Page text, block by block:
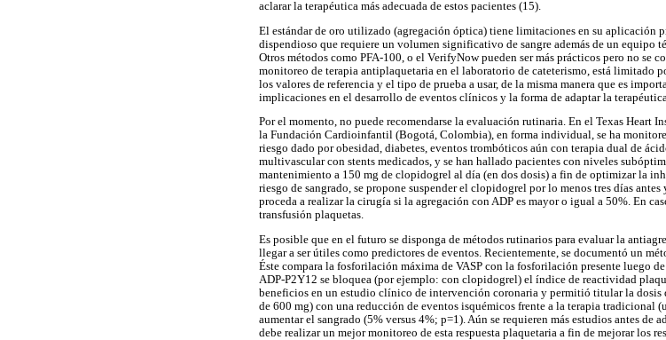
aclarar la terapéutica más adecuada de estos pacientes (15).
El estándar de oro utilizado (agregación óptica) tiene limitaciones en su aplicación
dispendioso que requiere un volumen significativo de sangre además de un equipo
Otros métodos como PFA-100, o el VerifyNow pueden ser más prácticos pero no se
monitoreo de terapia antiplaquetaria en el laboratorio de cateterismo, está limitado
los valores de referencia y el tipo de prueba a usar, de la misma manera que es
implicaciones en el desarrollo de eventos clínicos y la forma de adaptar la
Por el momento, no puede recomendarse la evaluación rutinaria. En el Texas
la Fundación Cardioinfantil (Bogotá, Colombia), en forma individual, se ha
riesgo dado por obesidad, diabetes, eventos trombóticos aún con terapia dual de
multivascular con stents medicados, y se han hallado pacientes con niveles
mantenimiento a 150 mg de clopidogrel al día (en dos dosis) a fin de optimizar la
riesgo de sangrado, se propone suspender el clopidogrel por lo menos tres días
proceda a realizar la cirugía si la agregación con ADP es mayor o igual a 50%. En
transfusión plaquetas.
Es posible que en el futuro se disponga de métodos rutinarios para evaluar la
llegar a ser útiles como predictores de eventos. Recientemente, se documentó un
Éste compara la fosforilación máxima de VASP con la fosforilación presente luego
ADP-P2Y12 se bloquea (por ejemplo: con clopidogrel) el índice de reactividad
beneficios en un estudio clínico de intervención coronaria y permitió titular la dosis
de 600 mg) con una reducción de eventos isquémicos frente a la terapia tradicional
aumentar el sangrado (5% versus 4%; p=1). Aún se requieren más estudios antes de
debe realizar un mejor monitoreo de esta respuesta plaquetaria a fin de mejorar los